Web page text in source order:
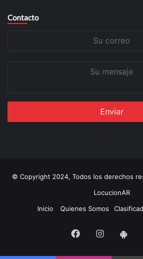
Contacto
© Copyright 2024, Todos los derechos
LocucionAR
Inicio
Quienes Somos
Facebook